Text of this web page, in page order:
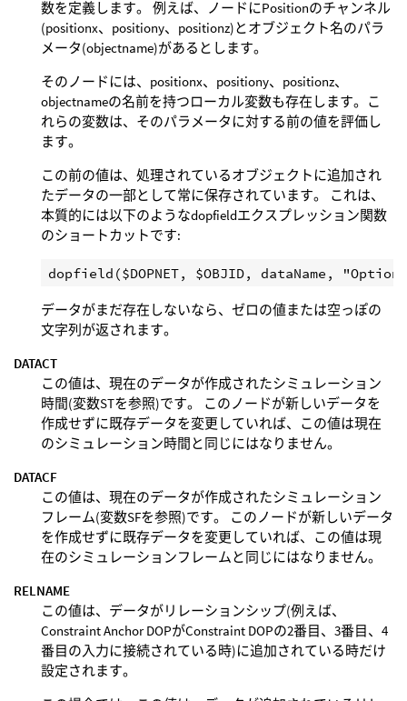
数を定義します。 例えば、ノードにPositionのチャンネル
(positionx、positiony、positionz)とオブジェクト名のパラ
メータ(objectname)があるとします。
そのノードには、positionx、positiony、positionz、
objectnameの名前を持つローカル変数も存在します。こ
れらの変数は、そのパラメータに対する前の値を評価し
ます。
この前の値は、処理されているオブジェクトに追加され
たデータの一部として常に保存されています。 これは、
本質的には以下のようなdopfieldエクスプレッション関数
のショートカットです:
データがまだ存在しないなら、ゼロの値または空っぽの
文字列が返されます。
DATACT
この値は、現在のデータが作成されたシミュレーション
時間(変数STを参照)です。 このノードが新しいデータを
作成せずに既存データを変更していれば、この値は現在
のシミュレーション時間と同じにはなりません。
DATACF
この値は、現在のデータが作成されたシミュレーション
フレーム(変数SFを参照)です。 このノードが新しいデータ
を作成せずに既存データを変更していれば、この値は現
在のシミュレーションフレームと同じにはなりません。
RELNAME
この値は、データがリレーションシップ(例えば、
Constraint Anchor DOPがConstraint DOPの2番目、3番目、4
番目の入力に接続されている時)に追加されている時だけ
設定されます。